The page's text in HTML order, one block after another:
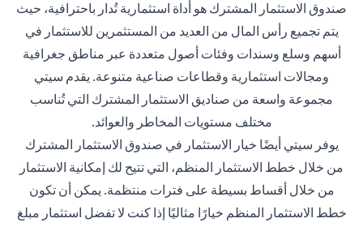
صندوق الاستثمار المشترك هو أداة استثمارية تُدار باحترافية، حيث
يتم تجميع رأس المال من العديد من المستثمرين للاستثمار في
أسهم وسلع وسندات وفئات أصول متعددة عبر مناطق جغرافية
ومجالات استثمارية وقطاعات صناعية متنوعة. يقدم سيتي
مجموعة واسعة من صناديق الاستثمار المشترك التي تُناسب
مختلف مستويات المخاطر والعوائد.
يوفر سيتي أيضًا خيار الاستثمار في صندوق الاستثمار المشترك
من خلال خطط الاستثمار المنظم، التي تتيح لك إمكانية الاستثمار
من خلال أقساط بسيطة على فترات منتظمة. يمكن أن تكون
خطط الاستثمار المنظم خيارًا مثاليًا إذا كنت لا تفضل استثمار مبلغ